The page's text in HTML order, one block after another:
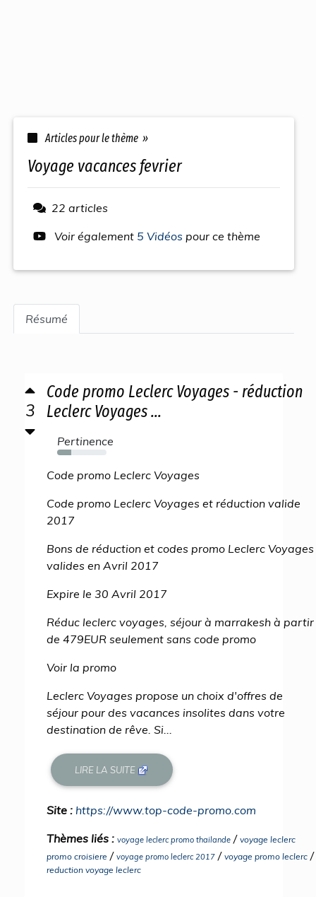
Articles pour le thème »
voyage vacances fevrier
22 articles
Voir également 5 Vidéos pour ce thème
Résumé
3
Code promo Leclerc Voyages - réduction
Leclerc Voyages ...
Pertinence
29%
Code promo Leclerc Voyages
Code promo Leclerc Voyages et réduction valide
2017
Bons de réduction et codes promo Leclerc Voyages
valides en Avril 2017
Expire le 30 Avril 2017
Réduc leclerc voyages, séjour à marrakesh à partir
de 479EUR seulement sans code promo
Voir la promo
Leclerc Voyages propose un choix d'offres de
séjour pour des vacances insolites dans votre
destination de rêve. Si...
LIRE LA SUITE
Site : https://www.top-code-promo.com
Thèmes liés : voyage leclerc promo thailande / voyage leclerc
promo croisiere / voyage promo leclerc 2017 / voyage promo leclerc /
reduction voyage leclerc